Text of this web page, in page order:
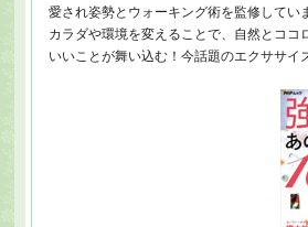
愛され姿勢とウォーキング術を監修してい
カラダや環境を変えることで、自然とココ
いいことが舞い込む！今話題のエクササイ